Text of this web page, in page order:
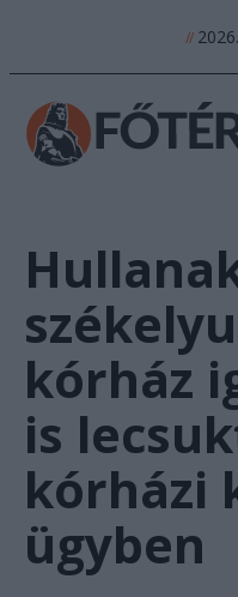
//
kórház
is
kórházi
ügyben